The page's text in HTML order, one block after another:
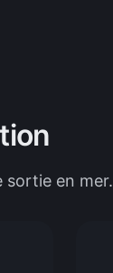
sortie en mer.